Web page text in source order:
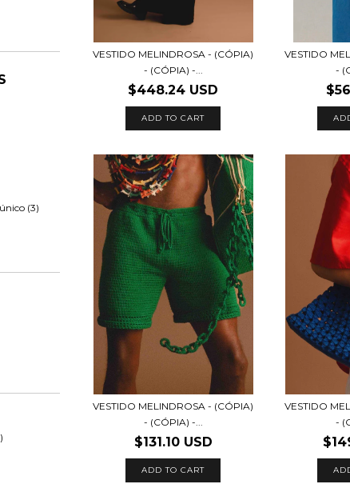
(3)
VESTIDO MELINDROSA - (CÓPIA)
- (CÓPIA) -...
$448.24 USD
ADD TO CART
VESTIDO
-
VESTIDO MELINDROSA - (CÓPIA)
- (CÓPIA) -...
$131.10 USD
ADD TO CART
VESTIDO
-